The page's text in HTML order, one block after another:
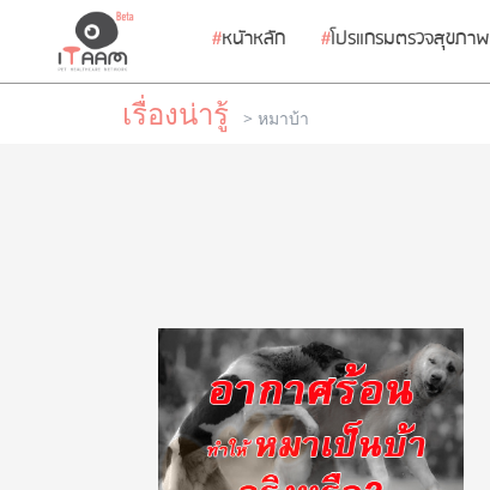
#หนัาหลัก #โปรแกรมตรวจสุขภาพ
เรื่องน่ารู้ > หมาบ้า